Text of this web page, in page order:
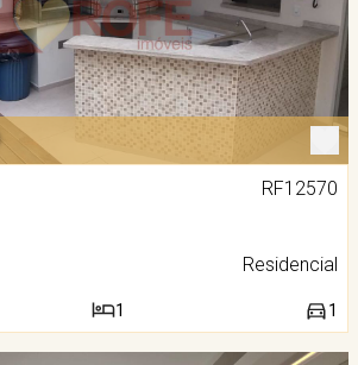
RF12570
Residencial
1 1